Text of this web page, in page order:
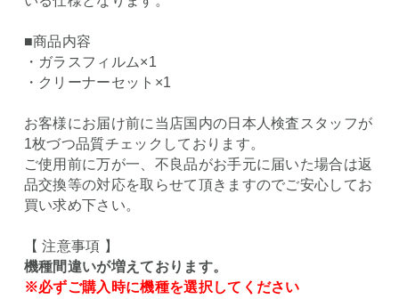
■商品内容
・ガラスフィルム×1
・クリーナーセット×1
お客様にお届け前に当店国内の日本人検査スタッフが
1枚づつ品質チェックしております。
ご使用前に万が一、不良品がお手元に届いた場合は返
品交換等の対応を取らせて頂きますのでご安心してお
買い求め下さい。
【 注意事項 】
機種間違いが増えております。
※必ずご購入時に機種を選択してください